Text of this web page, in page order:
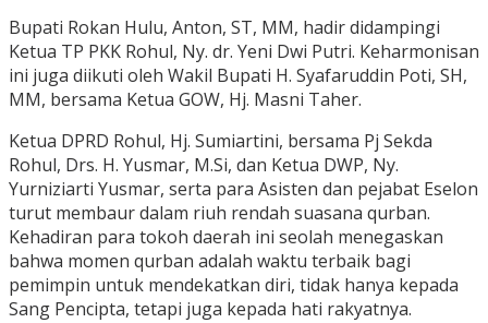
Bupati Rokan Hulu, Anton, ST, MM, hadir didampingi
Ketua TP PKK Rohul, Ny. dr. Yeni Dwi Putri. Keharmonisan
ini juga diikuti oleh Wakil Bupati H. Syafaruddin Poti, SH,
MM, bersama Ketua GOW, Hj. Masni Taher.
Ketua DPRD Rohul, Hj. Sumiartini, bersama Pj Sekda
Rohul, Drs. H. Yusmar, M.Si, dan Ketua DWP, Ny.
Yurniziarti Yusmar, serta para Asisten dan pejabat Eselon
turut membaur dalam riuh rendah suasana qurban.
Kehadiran para tokoh daerah ini seolah menegaskan
bahwa momen qurban adalah waktu terbaik bagi
pemimpin untuk mendekatkan diri, tidak hanya kepada
Sang Pencipta, tetapi juga kepada hati rakyatnya.